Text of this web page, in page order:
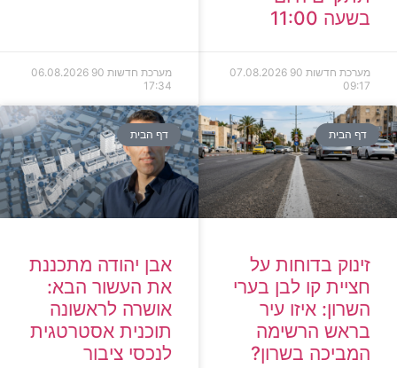
בשעה 11:00
מערכת חדשות 90
07.08.2026
09:17
מערכת חדשות 90
06.08.2026
17:34
דף הבית
זינוק בדוחות על
חציית קו לבן בערי
השרון: איזו עיר
בראש הרשימה
המביכה בשרון?
דף הבית
אבן יהודה מתכננת
את העשור הבא:
אושרה לראשונה
תוכנית אסטרטגית
לנכסי ציבור